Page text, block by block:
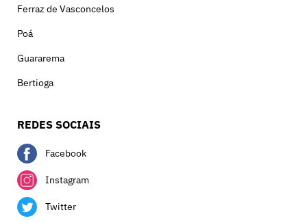
Ferraz de Vasconcelos
Poá
Guararema
Bertioga
REDES SOCIAIS
Facebook
Instagram
Twitter